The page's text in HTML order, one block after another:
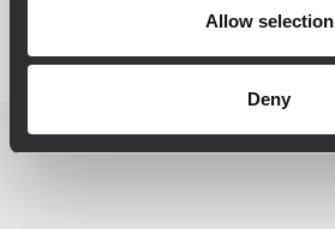
Allow selection
Deny